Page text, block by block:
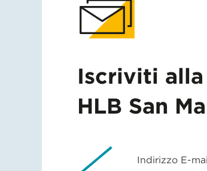
Iscriviti
HLB San
Indirizzo E-